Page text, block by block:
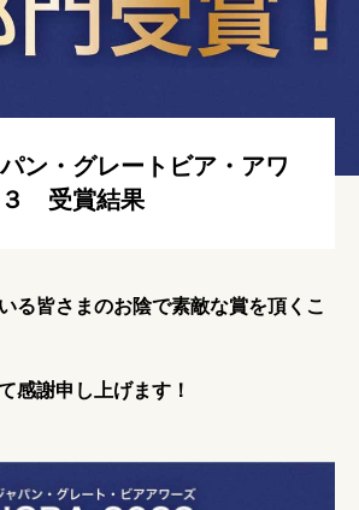
ン・グレートビア・アワ
３ 受賞結果
る皆さまのお陰で素敵な賞を頂くこ
感謝申し上げます！